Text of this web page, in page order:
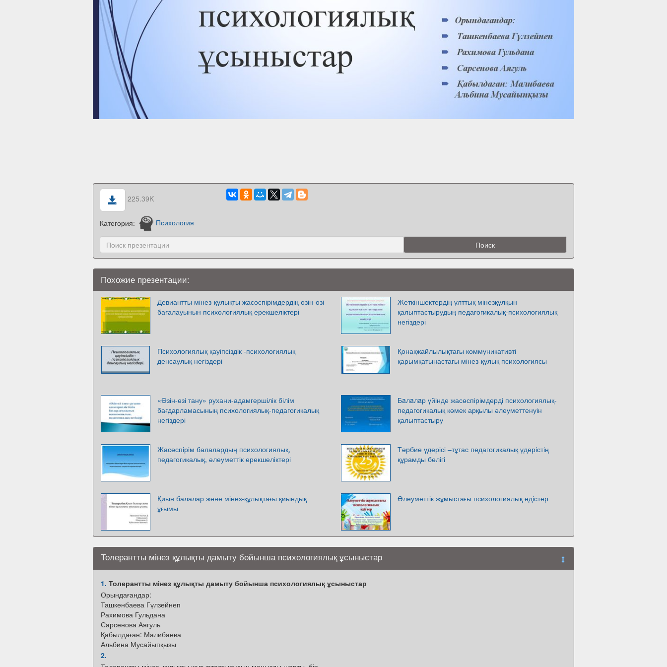
225.39K
Категория: Психология
Похожие презентации:
Девиантты мінез-құлықты жасөспірімдердің өзін-өзі
бағалауынын психологиялық ерекшеліктері
Жеткіншектердің ұлттық мінезқұлқын
қалыптастырудың педагогикалық-психологиялық
негіздері
Психологиялық қауіпсіздік -психологиялық
денсаулық негіздері
Қонақжайлылықтағы коммуникативті
қарымқатынастағы мінез-құлық психологиясы
«Өзін-өзі тану» рухани-адамгершілік білім
бағдарламасының психологиялық-педагогикалық
негіздері
Бaлaлaр үйінде жасөспірімдерді психологиялық-
педагогикалық көмек арқылы әлеуметтенуін
қалыптастыру
Жасөспірім балалардың психологиялық,
педагогикалық, әлеуметтік ерекшеліктері
Тәрбие үдерісі –тұтас педагогикалық үдерістің
құрамды бөлігі
Қиын балалар және мінез-құлықтағы қиындық
ұғымы
Әлеуметтік жұмыстағы психологиялық әдістер
Толерантты мінез құлықты дамыту бойынша психологиялық ұсыныстар
1. Толерантты мінез құлықты дамыту бойынша психологиялық ұсыныстар
Орындағандар:
Ташкенбаева Гүлзейнеп
Рахимова Гульдана
Сарсенова Аягуль
Қабылдаған: Малибаева
Альбина Мусайыпқызы
2.